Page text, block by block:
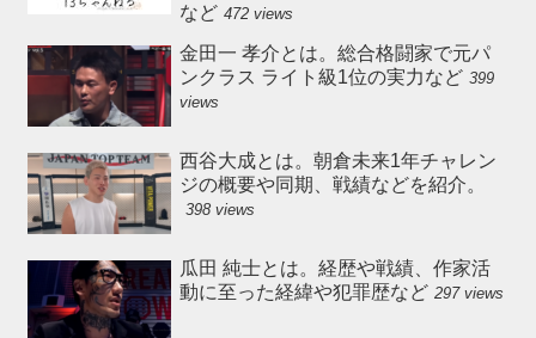
など 472 views
金田一 孝介とは。総合格闘家で元パ
ンクラス ライト級1位の実力など 399
views
西谷大成とは。朝倉未来1年チャレン
ジの概要や同期、戦績などを紹介。
398 views
瓜田 純士とは。経歴や戦績、作家活
動に至った経緯や犯罪歴など 297 views